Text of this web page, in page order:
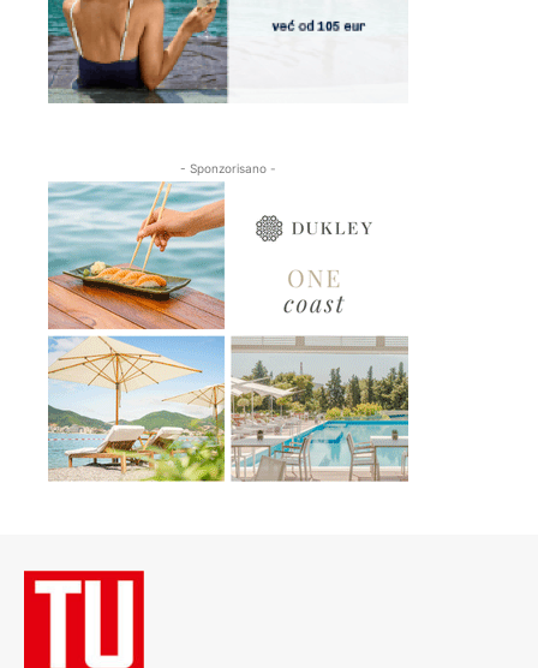
- Sponzorisano -